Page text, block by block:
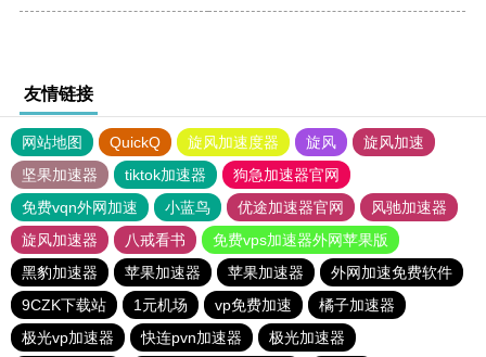
友情链接
网站地图 QuickQ 旋风加速度器 旋风
旋风加速
坚果加速器
tiktok加速器
狗急加速器官网
免费vqn外网加速
小蓝鸟 优途加速器官网
风驰加速器
旋风加速器
八戒看书
免费vps加速器外网苹果版
黑豹加速器
苹果加速器 苹果加速器
外网加速免费软件
9CZK下载站
1元机场 vp免费加速
橘子加速器
极光vp加速器
快连pvn加速器 极光加速器